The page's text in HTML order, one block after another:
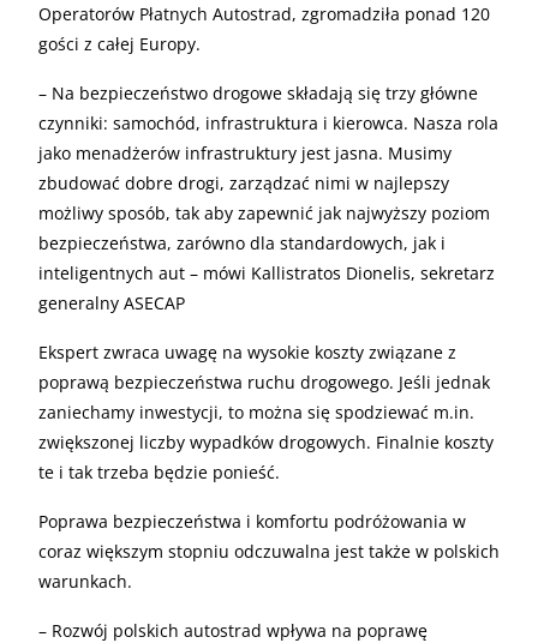
Operatorów Płatnych Autostrad, zgromadziła ponad 120
gości z całej Europy.
– Na bezpieczeństwo drogowe składają się trzy główne
czynniki: samochód, infrastruktura i kierowca. Nasza rola
jako menadżerów infrastruktury jest jasna. Musimy
zbudować dobre drogi, zarządzać nimi w najlepszy
możliwy sposób, tak aby zapewnić jak najwyższy poziom
bezpieczeństwa, zarówno dla standardowych, jak i
inteligentnych aut – mówi Kallistratos Dionelis, sekretarz
generalny ASECAP
Ekspert zwraca uwagę na wysokie koszty związane z
poprawą bezpieczeństwa ruchu drogowego. Jeśli jednak
zaniechamy inwestycji, to można się spodziewać m.in.
zwiększonej liczby wypadków drogowych. Finalnie koszty
te i tak trzeba będzie ponieść.
Poprawa bezpieczeństwa i komfortu podróżowania w
coraz większym stopniu odczuwalna jest także w polskich
warunkach.
– Rozwój polskich autostrad wpływa na poprawę